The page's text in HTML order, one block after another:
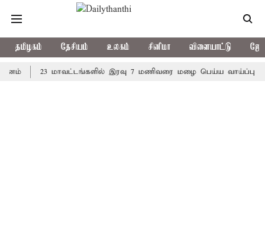
தமிழகம் தேசியம் உலகம் சினிமா விளையாட்டு
23 மாவட்டங்களில் இரவு 7 மணிவரை மழை பெய்ய வாய்ப்பு